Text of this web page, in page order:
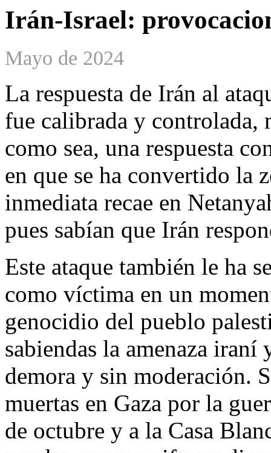
Irán-Israel:
Mayo de 2024
La respuesta de Irán al
fue calibrada y controlada,
como sea, una respuesta
en que se ha convertido la
inmediata recae en
pues sabían que Irán
Este ataque también le ha
como víctima en un
genocidio del pueblo
sabiendas la amenaza
demora y sin moderación.
muertas en Gaza por la
de octubre y a la Casa